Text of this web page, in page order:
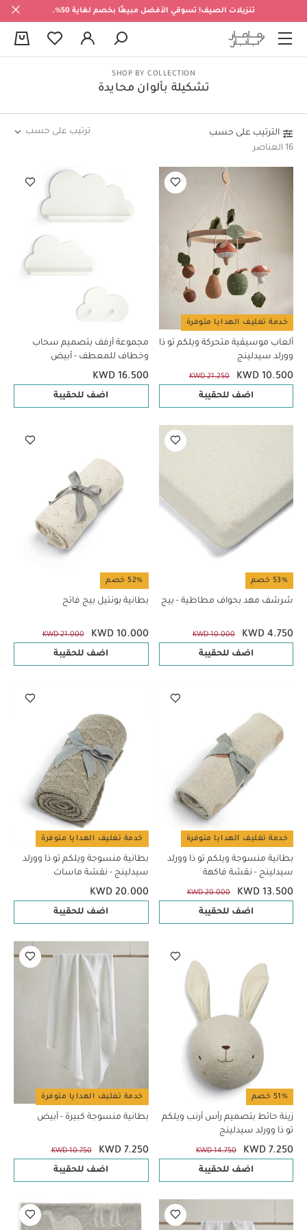
تنزيلات الصيف! تسوقي الأفضل مبيعًا بخصم لغاية 50%.
SHOP BY COLLECTION
تشكيلة بألوان محايدة
الترتيب على حسب
16 العناصر
ترتيب على حسب
خدمة تغليف الهدايا متوفرة
ألعاب موسيقية متحركة ويلكم تو ذا
وورلد سيدلينج
KWD 10.500
KWD 21.250
اضف للحقيبة
مجموعة أرفف بتصميم سحاب
وخطاف للمعطف - أبيض
KWD 16.500
اضف للحقيبة
53% خصم
شرشف مهد بحواف مطاطية - بيج
KWD 4.750
KWD 10.000
اضف للحقيبة
52% خصم
بطانية بونتيل بيج فاتح
KWD 10.000
KWD 21.000
اضف للحقيبة
خدمة تغليف الهدايا متوفرة
بطانية منسوجة ويلكم تو ذا وورلد
سيدلينج - نقشة فاكهة
KWD 13.500
KWD 20.000
اضف للحقيبة
خدمة تغليف الهدايا متوفرة
بطانية منسوجة ويلكم تو ذا وورلد
سيدلينج - نقشة ماسات
KWD 20.000
اضف للحقيبة
51% خصم
زينة حائط بتصميم رأس أرنب ويلكم
تو ذا وورلد سيدلينج
KWD 7.250
KWD 14.750
اضف للحقيبة
خدمة تغليف الهدايا متوفرة
بطانية منسوجة كبيرة - أبيض
KWD 7.250
KWD 10.750
اضف للحقيبة